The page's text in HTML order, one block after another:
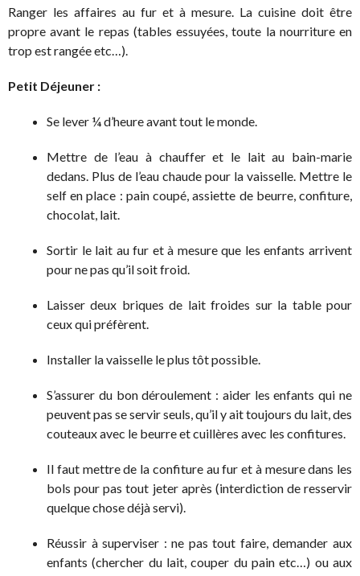
Ranger les affaires au fur et à mesure. La cuisine doit être
propre avant le repas (tables essuyées, toute la nourriture en
trop est rangée etc…).
Petit Déjeuner :
Se lever ¼ d’heure avant tout le monde.
Mettre de l’eau à chauffer et le lait au bain-marie
dedans. Plus de l’eau chaude pour la vaisselle. Mettre le
self en place : pain coupé, assiette de beurre, confiture,
chocolat, lait.
Sortir le lait au fur et à mesure que les enfants arrivent
pour ne pas qu’il soit froid.
Laisser deux briques de lait froides sur la table pour
ceux qui préfèrent.
Installer la vaisselle le plus tôt possible.
S’assurer du bon déroulement : aider les enfants qui ne
peuvent pas se servir seuls, qu’il y ait toujours du lait, des
couteaux avec le beurre et cuillères avec les confitures.
Il faut mettre de la confiture au fur et à mesure dans les
bols pour pas tout jeter après (interdiction de resservir
quelque chose déjà servi).
Réussir à superviser : ne pas tout faire, demander aux
enfants (chercher du lait, couper du pain etc…) ou aux